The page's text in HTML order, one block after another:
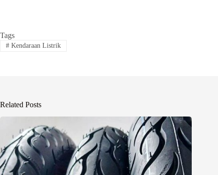
Tags
#Kendaraan Listrik
Related Posts